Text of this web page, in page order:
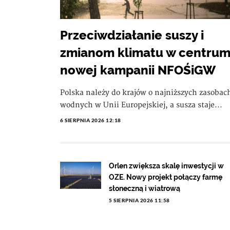
Przeciwdziałanie suszy i
zmianom klimatu w centrum
nowej kampanii NFOŚiGW
Polska należy do krajów o najniższych
wodnych w Unii Europejskiej, a susza staje...
6 SIERPNIA 2026 12:18
Orlen zwiększa skalę inwestycji w
OZE. Nowy projekt połączy farmę
słoneczną i wiatrową
5 SIERPNIA 2026 11:58